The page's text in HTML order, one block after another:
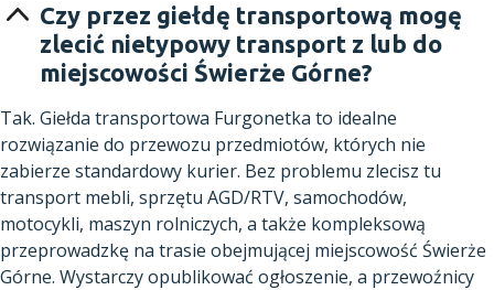
Czy przez giełdę transportową mogę
zlecić nietypowy transport z lub do
miejscowości Świerże Górne?
Tak. Giełda transportowa Furgonetka to idealne
rozwiązanie do przewozu przedmiotów, których nie
zabierze standardowy kurier. Bez problemu zlecisz tu
transport mebli, sprzętu AGD/RTV, samochodów,
motocykli, maszyn rolniczych, a także kompleksową
przeprowadzkę na trasie obejmującej miejscowość Świerże
Górne. Wystarczy opublikować ogłoszenie, a przewoźnicy